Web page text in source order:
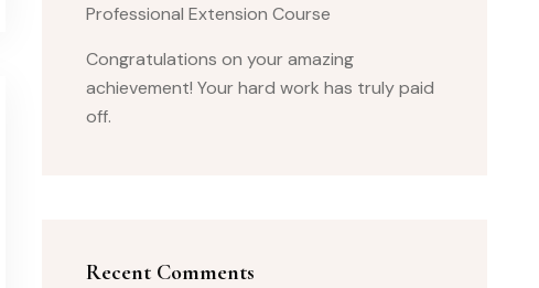
Professional Extension Course
Congratulations on your amazing
achievement! Your hard work has truly paid
off.
Recent Comments